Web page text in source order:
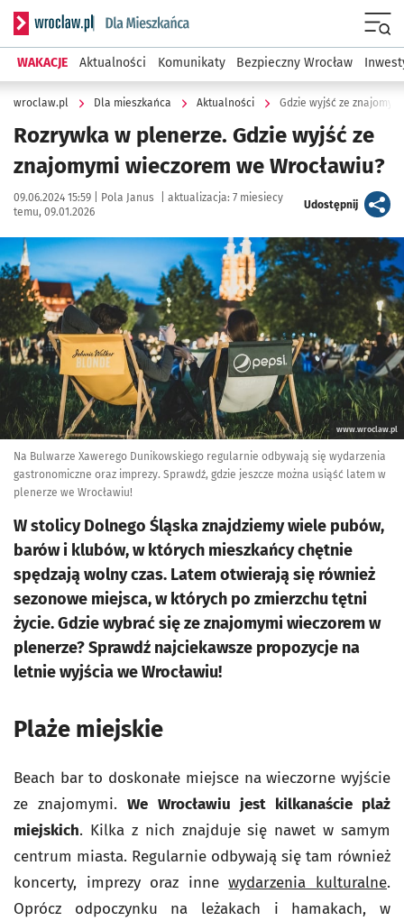
Serwis informacyjny wroclaw.pl podserwis: Dla mieszkańca
WAKACJE Aktualności Komunikaty Bezpieczny Wrocław
wroclaw.pl Dla mieszkańca Aktualności Gdzie wyjść ze
Rozrywka w plenerze. Gdzie wyjść ze
znajomymi wieczorem we Wrocławiu?
Data publikacji:
09.06.2024 15:59 | Autor:
Pola Janus aktualizacja: 7 miesiecy
temu, 09.01.2026
Udostępnijartykuł
Kliknij, aby powiększyć
www.wroclaw.pl
Na Bulwarze Xawerego Dunikowskiego regularnie odbywają się wydarzenia
gastronomiczne oraz imprezy. Sprawdź, gdzie jeszcze można usiąść latem w
plenerze we Wrocławiu!
W stolicy Dolnego Śląska znajdziemy wiele pubów,
barów i klubów, w których mieszkańcy chętnie
spędzają wolny czas. Latem otwierają się również
sezonowe miejsca, w których po zmierzchu tętni
życie. Gdzie wybrać się ze znajomymi wieczorem w
plenerze? Sprawdź najciekawsze propozycje na
letnie wyjścia we Wrocławiu!
Plaże miejskie
Beach bar to doskonałe miejsce na wieczorne wyjście
ze znajomymi.We Wrocławiu jest kilkanaście plaż
miejskich. Kilka z nich znajduje się nawet w samym
centrum miasta. Regularnie odbywają się tam również
koncerty, imprezy oraz innewydarzenia kulturalne.
Oprócz odpoczynku na leżakach i hamakach, w